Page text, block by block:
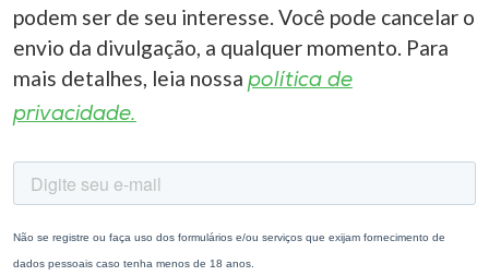
podem ser de seu interesse. Você pode cancelar o
envio da divulgação, a qualquer momento. Para
mais detalhes, leia nossa política de
privacidade.